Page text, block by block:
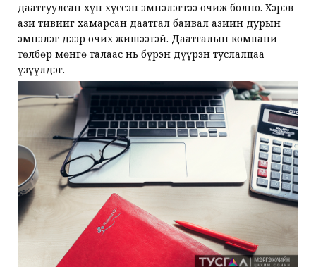
даатгуулсан хүн хүссэн эмнэлэгтээ очиж болно. Хэрэв
ази тивийг хамарсан даатгал байвал азийн дурын
эмнэлэг дээр очих жишээтэй. Даатгалын компани
төлбөр мөнгө талаас нь бүрэн дүүрэн туслалцаа
үзүүлдэг.